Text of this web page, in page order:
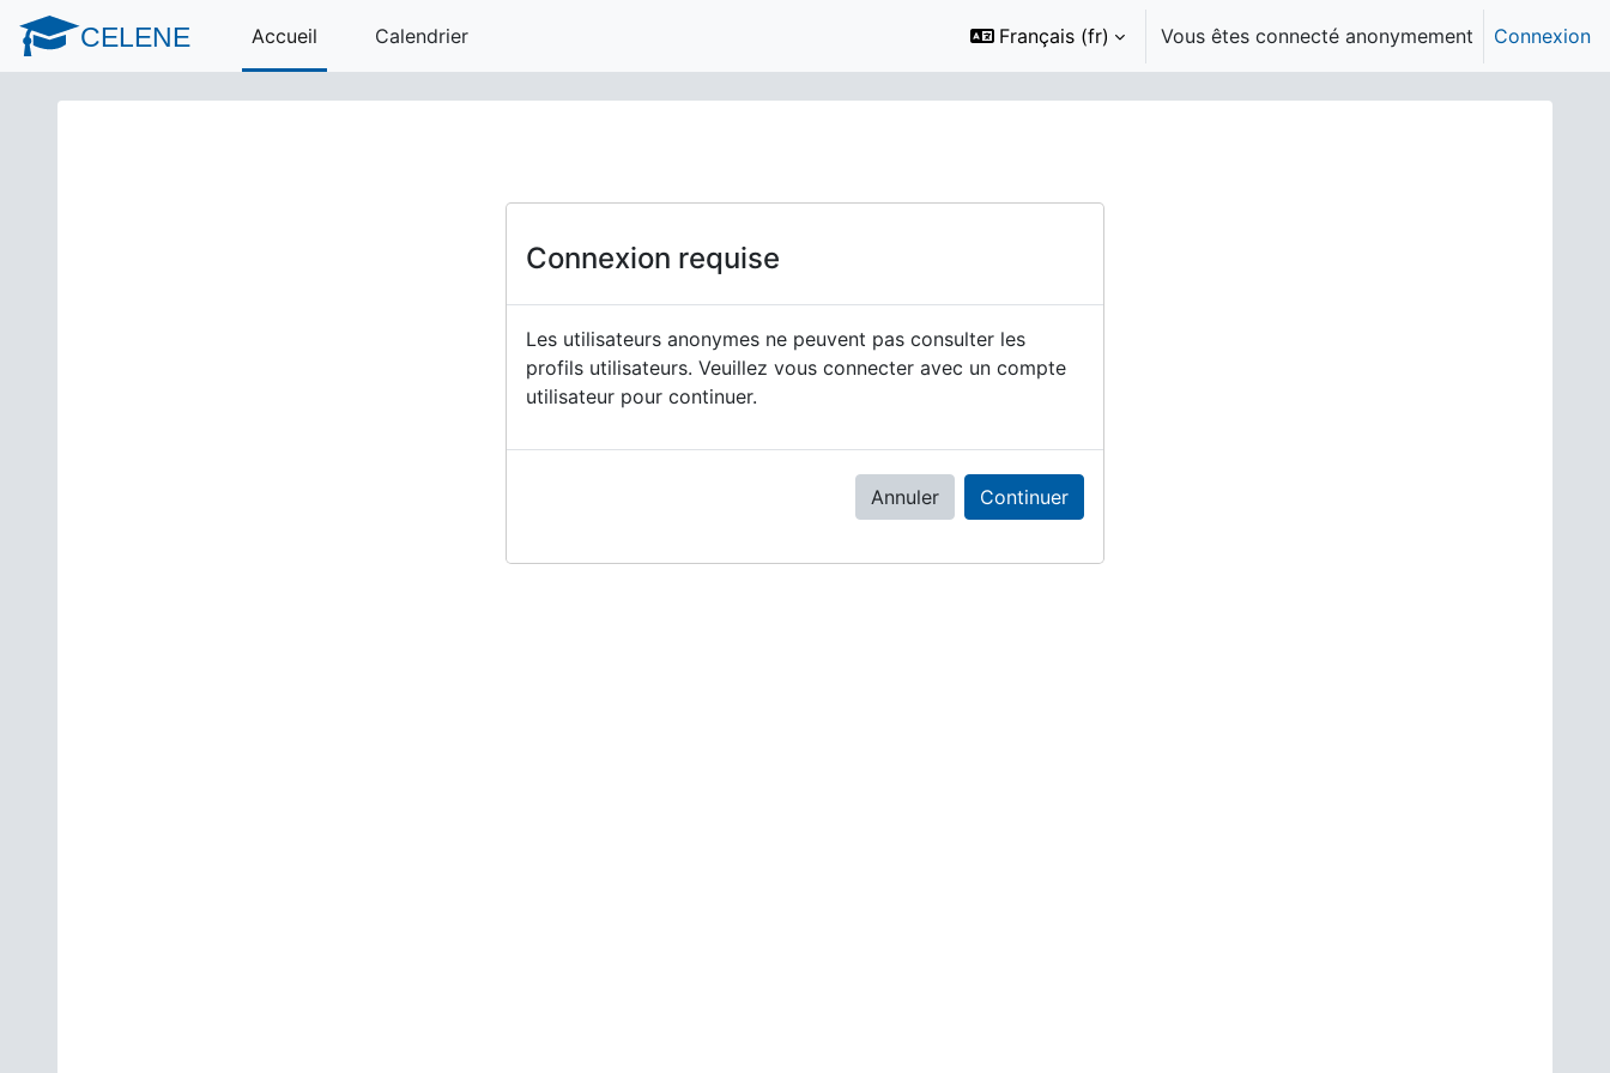
Passer au contenu principal
CELENE Accueil Calendrier Français ‎(fr)‎ Vous êtes connecté anonymement Connexion
Connexion requise
Les utilisateurs anonymes ne peuvent pas consulter les
profils utilisateurs. Veuillez vous connecter avec un compte
utilisateur pour continuer.
Annuler Continuer